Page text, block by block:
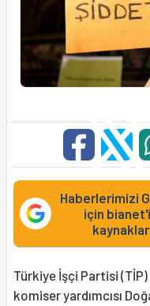
Haberlerimizi
için
Türkiye İşçi Partisi
komiser yardımcısı